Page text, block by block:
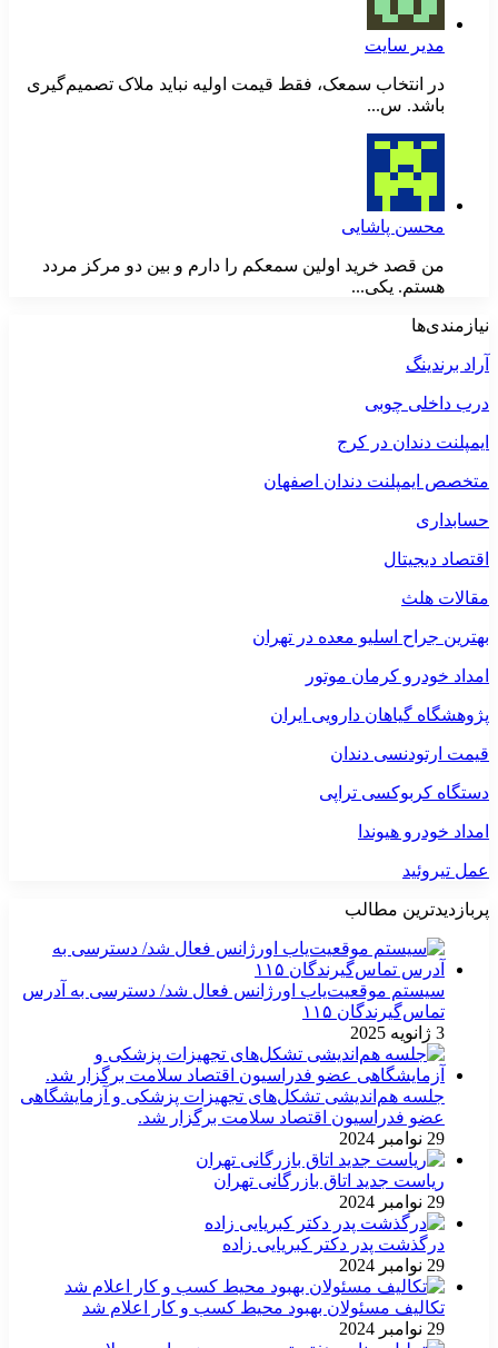
مدیر سایت
در انتخاب سمعک، فقط قیمت اولیه نباید ملاک تصمیم‌گیری
باشد. س...
محسن پاشایی
من قصد خرید اولین سمعکم را دارم و بین دو مرکز مردد
هستم. یکی...
نیازمندی‌ها
آراد برندینگ
درب داخلی چوبی
ایمپلنت دندان در کرج
متخصص ایمپلنت دندان اصفهان
حسابداری
اقتصاد دیجیتال
مقالات هلث
بهترین جراح اسلیو معده در تهران
امداد خودرو کرمان موتور
پژوهشگاه گیاهان دارویی ایران
قیمت ارتودنسی دندان
دستگاه کربوکسی تراپی
امداد خودرو هیوندا
عمل تیروئید
پربازدیدترین مطالب
سیستم موقعیت‌یاب اورژانس فعال شد/ دسترسی به آدرس
تماس‌گیرندگان ۱۱۵
3 ژانویه 2025
جلسه هم‌اندیشی تشکل‌های تجهیزات پزشکی و آزمایشگاهی
عضو فدراسیون اقتصاد سلامت برگزار شد.
29 نوامبر 2024
ریاست جدید اتاق بازرگانی تهران
29 نوامبر 2024
درگذشت پدر دکتر کبریایی زاده
29 نوامبر 2024
تکالیف مسئولان بهبود محیط کسب و کار اعلام شد
29 نوامبر 2024